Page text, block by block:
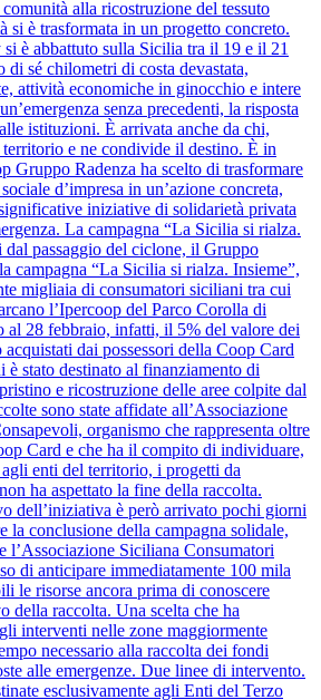
alla ricostruzione del tessuto
si è trasformata in un progetto concreto.
è abbattuto sulla Sicilia tra il 19 e il 21
di sé chilometri di costa devastata,
attività economiche in ginocchio e intere
senza precedenti, la risposta
istituzioni. È arrivata anche da chi,
e ne condivide il destino. È in
Gruppo Radenza ha scelto di trasformare
d’impresa in un’azione concreta,
iniziative di solidarietà privata
La campagna “La Sicilia si rialza.
passaggio del ciclone, il Gruppo
campagna “La Sicilia si rialza. Insieme”,
migliaia di consumatori siciliani tra cui
l’Ipercoop del Parco Corolla di
al 28 febbraio, infatti, il 5% del valore dei
dai possessori della Coop Card
stato destinato al finanziamento di
e ricostruzione delle aree colpite dal
sono state affidate all’Associazione
organismo che rappresenta oltre
Card e che ha il compito di individuare,
enti del territorio, i progetti da
ha aspettato la fine della raccolta.
dell’iniziativa è però arrivato pochi giorni
la conclusione della campagna solidale,
l’Associazione Siciliana Consumatori
di anticipare immediatamente 100 mila
le risorse ancora prima di conoscere
della raccolta. Una scelta che ha
interventi nelle zone maggiormente
necessario alla raccolta dei fondi
alle emergenze. Due linee di intervento.
esclusivamente agli Enti del Terzo